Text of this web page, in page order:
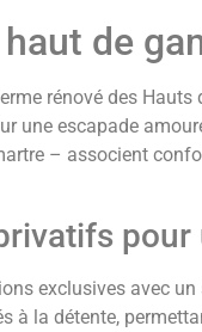
de
rénové des
une escapade
– associent
exclusives avec
à la détente,